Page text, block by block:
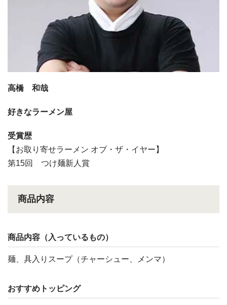
高橋 和哉
好きなラーメン屋
受賞歴
【お取り寄せラーメン オブ・ザ・イヤー】
第15回 つけ麺新人賞
商品内容
商品内容（入っているもの）
麺、具入りスープ（チャーシュー、メンマ）
おすすめトッピング